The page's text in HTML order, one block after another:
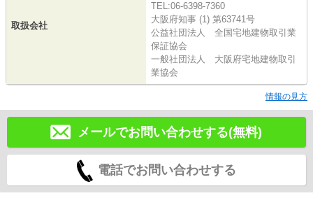
取扱会社
TEL:06-6398-7360
大阪府知事 (1) 第63741号
公益社団法人 全国宅地建物取引業
保証協会
一般社団法人 大阪府宅地建物取引
業協会
情報の見方
メールでお問い合わせする(無料)
電話でお問い合わせする